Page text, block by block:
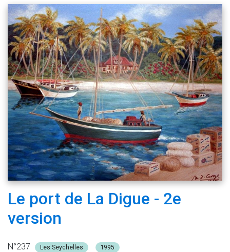
Le port de La Digue - 2e
version
N°237 Les Seychelles 1995